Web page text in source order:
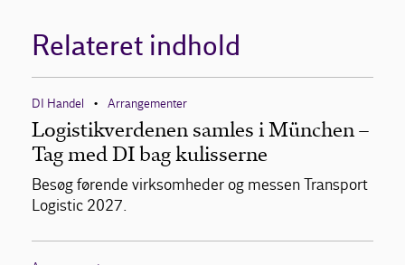
Relateret indhold
DI Handel • Arrangementer
Logistikverdenen samles i München –
Tag med DI bag kulisserne
Besøg førende virksomheder og messen Transport
Logistic 2027.